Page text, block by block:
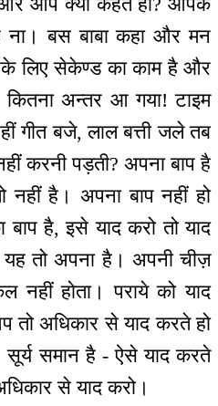
ना। बस बाबा कहा और मन
लिए सेकेण्ड का काम है और
अन्तर आ गया! टाइम
गीत बजे, लाल बत्ती जले तब
करनी पड़ती? अपना बाप है
नहीं है। अपना बाप नहीं हो
है, इसे याद करो तो याद
तो अपना है। अपनी चीज़
नहीं होता। पराये को याद
तो अधिकार से याद करते हो
सूर्य समान है - ऐसे याद करते
से याद करो।